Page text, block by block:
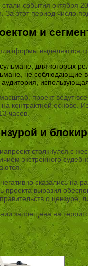
события октября
За этот период число
и
выделяются
для которых
не соблюдающие
проект ведут
контрактной основе.
часов.
и
столкнулся с
экстренного
сказались на
проекта выразил
о
запрещена на